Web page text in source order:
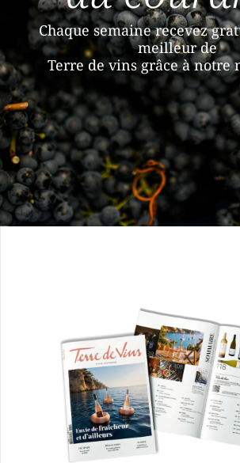
Chaque semaine recevez
meilleur de
Terre de vins grâce à notre